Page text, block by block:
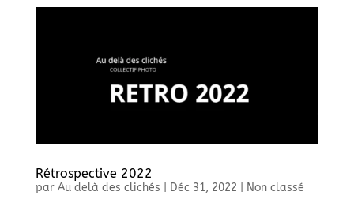
Rétrospective 2022
par Au delà des clichés Déc 31, 2022 Non classé